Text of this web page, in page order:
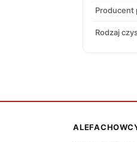
Producent
Rodzaj